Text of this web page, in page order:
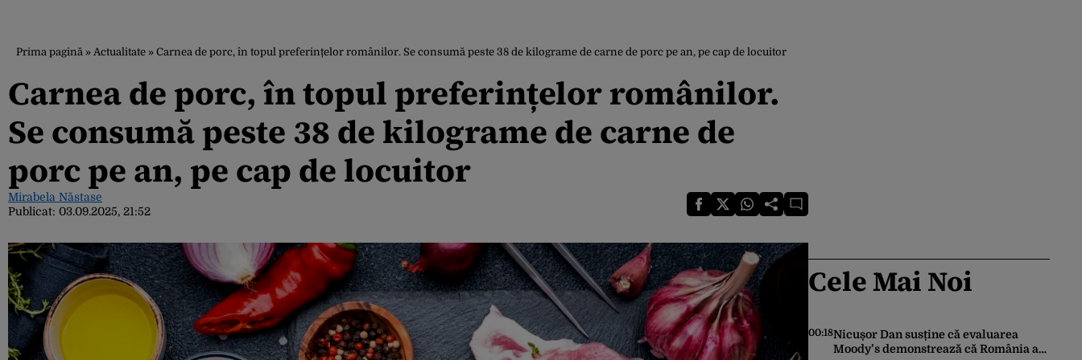
Prima pagină » Actualitate » Carnea de porc, în topul preferințelor românilor. Se consumă peste 38 de kilograme de carne de porc pe an, pe cap de locuitor
Carnea de porc, în topul preferințelor românilor.
Se consumă peste 38 de kilograme de carne de
porc pe an, pe cap de locuitor
Mirabela Năstase
Publicat: 03.09.2025, 21:52
Cele Mai Noi
00:18Nicușor Dan susține că evaluarea
Moody’s demonstrează că România a